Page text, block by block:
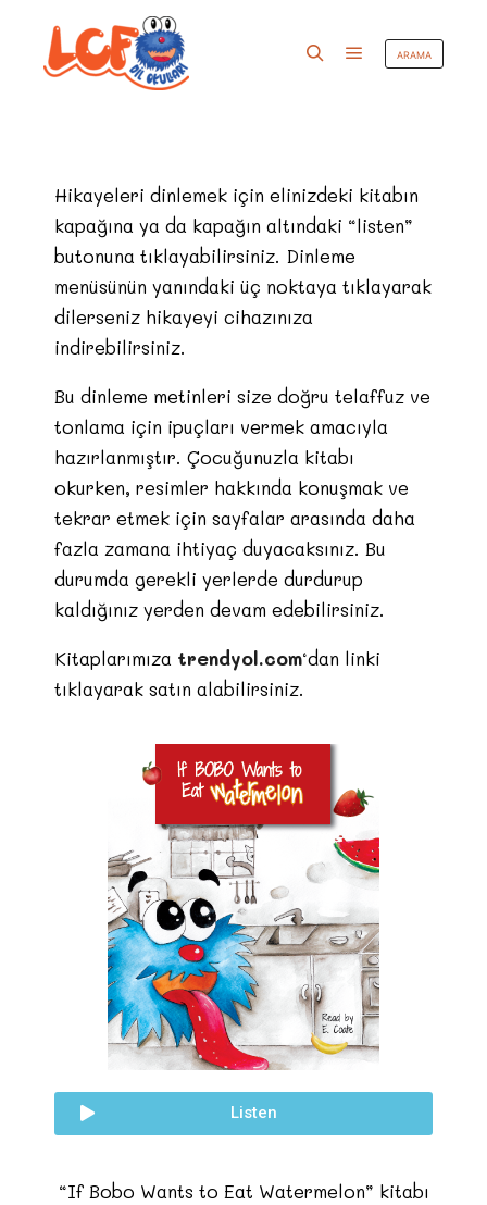
ARAMA
Hikayeleri dinlemek için elinizdeki kitabın
kapağına ya da kapağın altındaki “listen”
butonuna tıklayabilirsiniz. Dinleme
menüsünün yanındaki üç noktaya tıklayarak
dilerseniz hikayeyi cihazınıza
indirebilirsiniz.
Bu dinleme metinleri size doğru telaffuz ve
tonlama için ipuçları vermek amacıyla
hazırlanmıştır. Çocuğunuzla kitabı
okurken, resimler hakkında konuşmak ve
tekrar etmek için sayfalar arasında daha
fazla zamana ihtiyaç duyacaksınız. Bu
durumda gerekli yerlerde durdurup
kaldığınız yerden devam edebilirsiniz.
Kitaplarımıza trendyol.com‘dan linki
tıklayarak satın alabilirsiniz.
Listen
“If Bobo Wants to Eat Watermelon” kitabı